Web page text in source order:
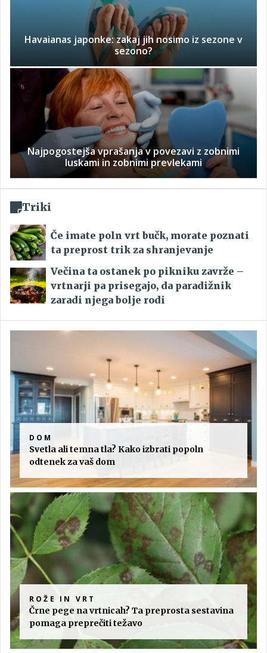
Havaianas japonke: zakaj jih nosimo iz sezone v
sezono?
Najpogostejša vprašanja v povezavi z zobnimi
luskami in zobnimi prevlekami
Triki
Če imate poln vrt bučk, morate poznati
ta preprost trik za shranjevanje
Večina ta ostanek po pikniku zavrže –
vrtnarji pa prisegajo, da paradižnik
zaradi njega bolje rodi
DOM
Svetla ali temna tla? Kako izbrati popoln
odtenek za vaš dom
ROŽE IN VRT
Črne pege na vrtnicah? Ta preprosta sestavina
pomaga preprečiti težavo